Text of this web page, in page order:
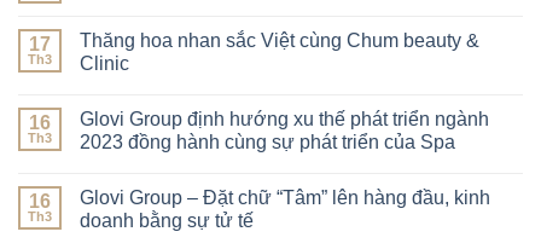
17
Th3
Thăng hoa nhan sắc Việt cùng Chum beauty &
Clinic
16
Th3
Glovi Group định hướng xu thế phát triển ngành
2023 đồng hành cùng sự phát triển của Spa
16
Th3
Glovi Group – Đặt chữ “Tâm” lên hàng đầu, kinh
doanh bằng sự tử tế